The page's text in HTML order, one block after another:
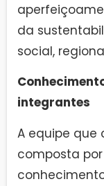
da
social,
integrantes
A equipe que
composta